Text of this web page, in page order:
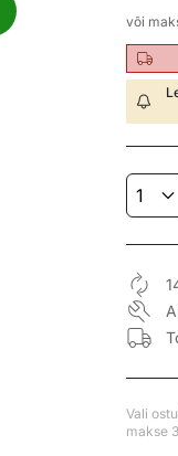
või
Vali
makse